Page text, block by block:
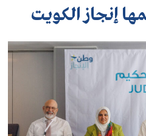
إنجاز الكويت